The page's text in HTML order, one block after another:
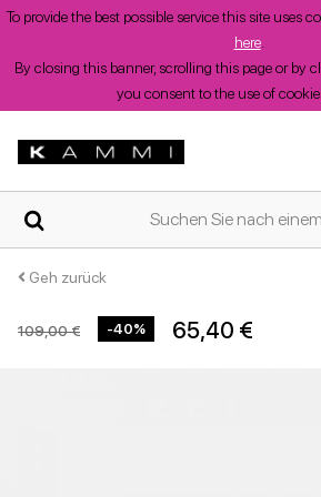
To provide the best possible service this site uses
here.
By closing this banner, scrolling this page or by
you consent to the use of
ZUHAUSE
WER
WIR
SIND
SHOPS
TurnschuheNiedrige Sandalen
TurnschuheStiefel und Stiefeletten
Geh zurück
109,00 € -40% 65,40 €